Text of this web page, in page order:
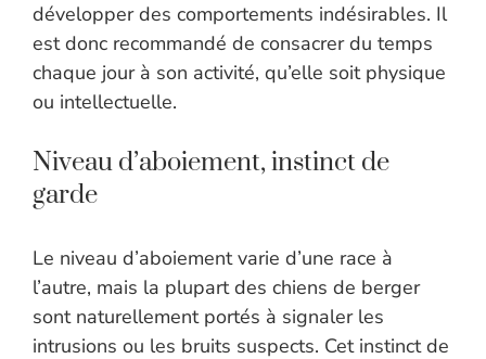
développer des comportements indésirables. Il
est donc recommandé de consacrer du temps
chaque jour à son activité, qu’elle soit physique
ou intellectuelle.
Niveau d’aboiement, instinct de
garde
Le niveau d’aboiement varie d’une race à
l’autre, mais la plupart des chiens de berger
sont naturellement portés à signaler les
intrusions ou les bruits suspects. Cet instinct de